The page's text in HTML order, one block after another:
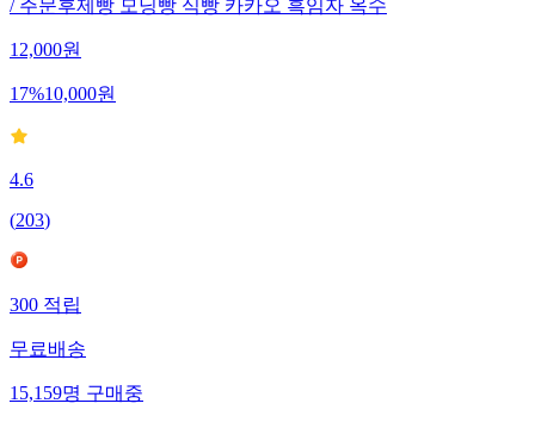
/ 주문후제빵 모닝빵 식빵 카카오 흑임자 옥수
12,000원
17%10,000원
4.6
(203)
300적립
무료배송
15,159명구매중